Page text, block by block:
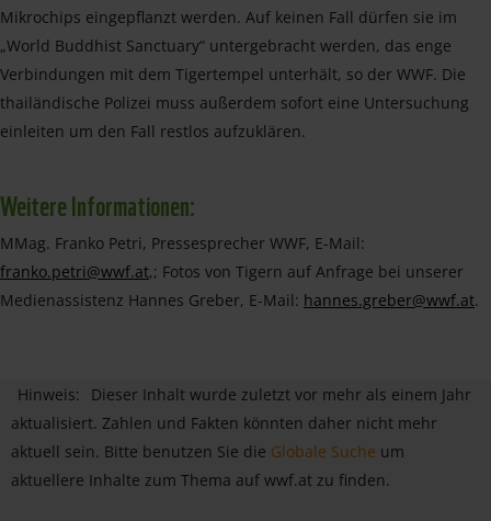
Mikrochips eingepflanzt werden. Auf keinen Fall dürfen sie im
„World Buddhist Sanctuary“ untergebracht werden, das enge
Verbindungen mit dem Tigertempel unterhält, so der WWF. Die
thailändische Polizei muss außerdem sofort eine Untersuchung
einleiten um den Fall restlos aufzuklären.
Weitere Informationen:
MMag. Franko Petri, Pressesprecher WWF, E-Mail:
franko.petri@wwf.at,; Fotos von Tigern auf Anfrage bei unserer
Medienassistenz Hannes Greber, E-Mail: hannes.greber@wwf.at.
Hinweis:
Dieser Inhalt wurde zuletzt vor mehr als einem Jahr
aktualisiert. Zahlen und Fakten könnten daher nicht mehr
aktuell sein. Bitte benutzen Sie die Globale Suche um
aktuellere Inhalte zum Thema auf wwf.at zu finden.